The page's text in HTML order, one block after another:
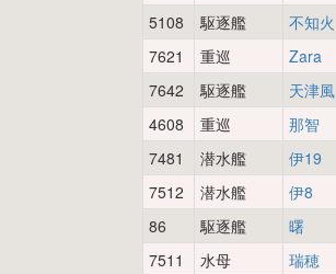
5108
駆逐艦 不知火
7621
重巡 Zara
7642
駆逐艦 天津風
4608
重巡 那智
7481
潜水艦 伊19
7512
潜水艦 伊8
86
駆逐艦 曙
7511
水母 瑞穂